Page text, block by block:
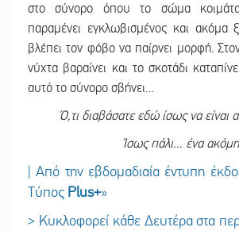
στο σύνορο όπου το σώμα
παραμένει εγκλωβισμένος και ακόμα
βλέπει τον φόβο να παίρνει μορφή.
νύχτα βαραίνει και το σκοτάδι
αυτό το σύνορο σβήνει…
Ό,τι διαβάσατε εδώ ίσως να είναι
Ίσως πάλι… ένα
| Από την εβδομαδιαία έντυπη
Τύπος Plus+»
> Κυκλοφορεί κάθε Δευτέρα στα